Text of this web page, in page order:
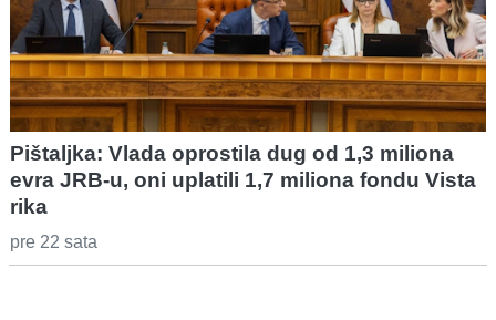
Pištaljka: Vlada oprostila dug od 1,3 miliona
evra JRB-u, oni uplatili 1,7 miliona fondu Vista
rika
pre 22 sata